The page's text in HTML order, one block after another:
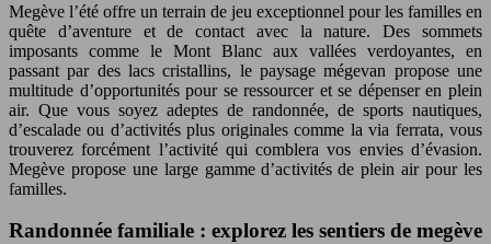
Megève l’été offre un terrain de jeu exceptionnel pour les familles en
quête d’aventure et de contact avec la nature. Des sommets
imposants comme le Mont Blanc aux vallées verdoyantes, en
passant par des lacs cristallins, le paysage mégevan propose une
multitude d’opportunités pour se ressourcer et se dépenser en plein
air. Que vous soyez adeptes de randonnée, de sports nautiques,
d’escalade ou d’activités plus originales comme la via ferrata, vous
trouverez forcément l’activité qui comblera vos envies d’évasion.
Megève propose une large gamme d’activités de plein air pour les
familles.
Randonnée familiale : explorez les sentiers de megève